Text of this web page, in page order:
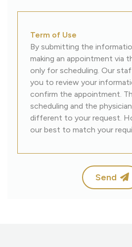
Term of Use
By submitting the
making an appointment via
only for scheduling. Our
you to review your
confirm the appointment.
scheduling and the
different to your request.
our best to match your
Send